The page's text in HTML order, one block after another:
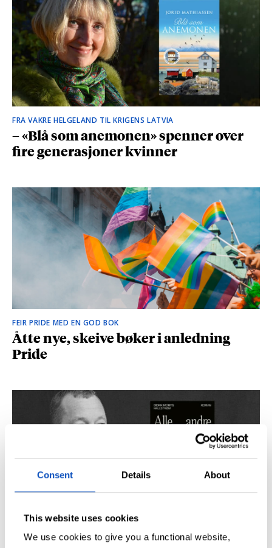
Consent Details About
This website uses cookies
We use cookies to give you a functional website,
FRA VAKRE HELGELAND TIL KRIGENS LATVIA
– «Blå som anemonen» spenner over
fire generasjoner kvinner
FEIR PRIDE MED EN GOD BOK
Åtte nye, skeive bøker i anledning
Pride
SÅ DU NRK-DOKUMENTAREN «AGENTEN»?
Didrik M. Hallstrøm: – Alt det med CIA